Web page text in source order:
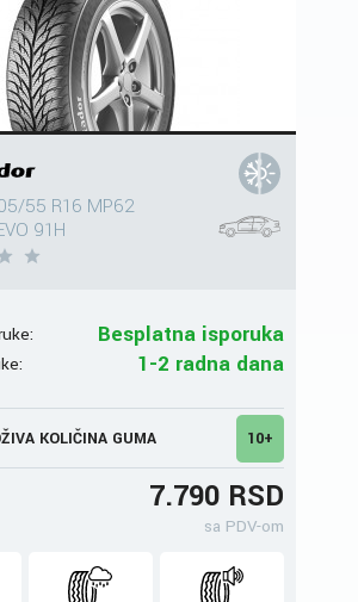
55 R16 MP62
91H
Besplatna isporuka
1-2 radna dana
KOLIČINA GUMA 10+
7.790 RSD
sa PDV-om